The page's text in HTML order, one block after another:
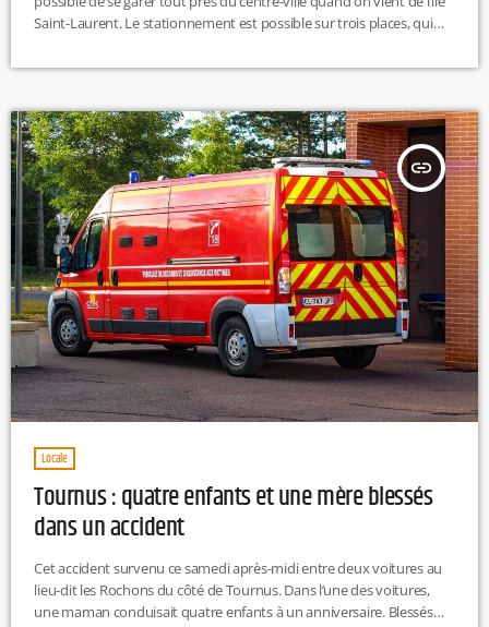
Saint-Laurent. Le stationnement est possible sur trois places, qui
Laurent et la place Sainte-Marie, reste fermé à la circulation jusqu’à
insert_link
Locale
Tournus : quatre enfants et une mère blessés
dans un accident
Cet accident survenu ce samedi après-midi entre deux voitures au
lieu-dit les Rochons du côté de Tournus. Dans l’une des voitures,
une maman conduisait quatre enfants à un anniversaire. Blessés